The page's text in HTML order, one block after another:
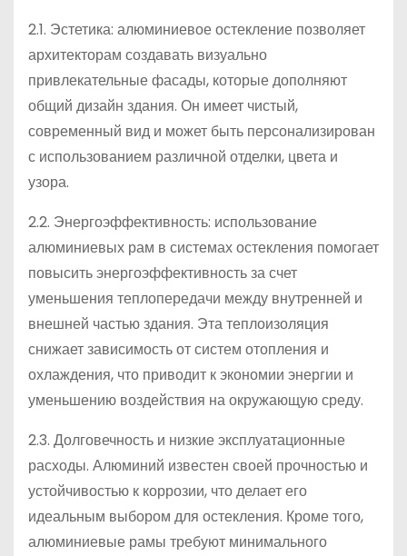
2.1. Эстетика: алюминиевое остекление позволяет
архитекторам создавать визуально
привлекательные фасады, которые дополняют
общий дизайн здания. Он имеет чистый,
современный вид и может быть персонализирован
с использованием различной отделки, цвета и
узора.
2.2. Энергоэффективность: использование
алюминиевых рам в системах остекления помогает
повысить энергоэффективность за счет
уменьшения теплопередачи между внутренней и
внешней частью здания. Эта теплоизоляция
снижает зависимость от систем отопления и
охлаждения, что приводит к экономии энергии и
уменьшению воздействия на окружающую среду.
2.3. Долговечность и низкие эксплуатационные
расходы. Алюминий известен своей прочностью и
устойчивостью к коррозии, что делает его
идеальным выбором для остекления. Кроме того,
алюминиевые рамы требуют минимального